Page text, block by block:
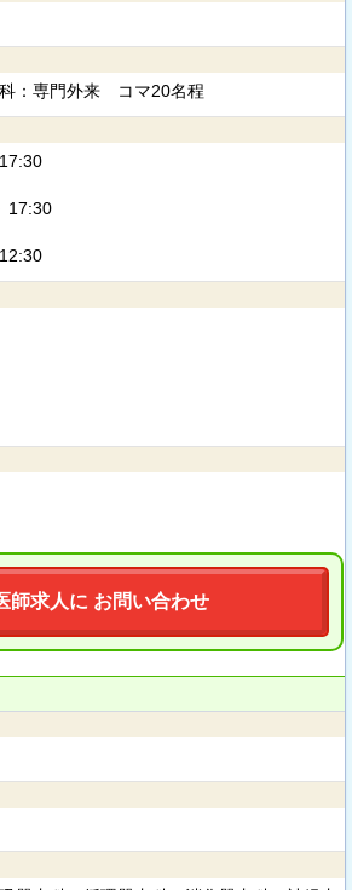
：専門外来 コマ20名程
17:30
師求人に お問い合わせ